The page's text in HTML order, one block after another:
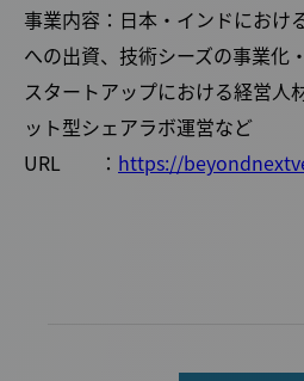
事業内容：日本・インドにおけ
への出資、技術シーズの事業化
スタートアップにおける経営人
ット型シェアラボ運営など
URL ： https://